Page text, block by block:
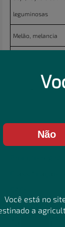
Não
Você está no
a
leguminosas
Melão, melancia
ornamentais e
sementeiras
FDS:Entre em